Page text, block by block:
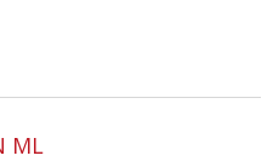
ML